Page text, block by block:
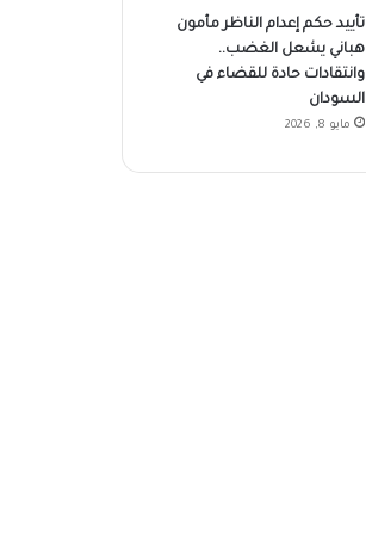
تأييد حكم إعدام الناظر مأمون
هباني يشعل الغضب..
وانتقادات حادة للقضاء في
السودان
مايو 8, 2026